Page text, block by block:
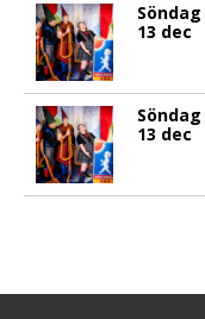
Söndag
13 dec
Söndag
13 dec